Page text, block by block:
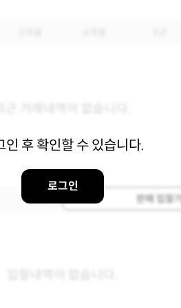
인 후 확인할 수 있습니다.
로그인
판매 입찰가